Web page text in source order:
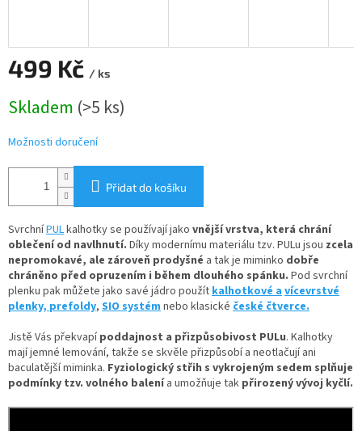
499 Kč / ks
cena:
Skladem (>5 ks)
Možnosti doručení
Přidat do košíku
SvrchníPULkalhotky se používají jako vnější vrstva, která chrání
oblečení od navlhnutí. Díkymodernímu materiálu tzv. PULu jsou zcela
nepromokavé, ale zároveň prodyšné a tak je miminko dobře
chráněno před opruzením i během dlouhého spánku. Pod svrchní
plenku pak můžete jako savé jádro použítkalhotkové avícevrstvé
plenky,prefoldy, SIO systémnebo klasické české čtverce.
Jistě Vás překvapípoddajnost a přizpůsobivost PULu. Kalhotky
mají jemné lemování, takže se skvěle přizpůsobí a neotlačují ani
baculatější miminka. Fyziologický střih s vykrojeným sedem splňuje
podmínky tzv. volného balenía umožňuje tak přirozený vývoj kyčlí.